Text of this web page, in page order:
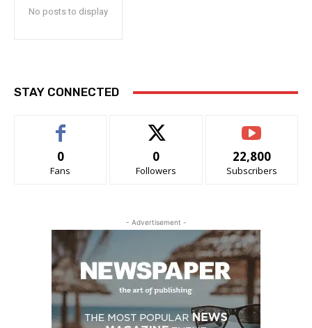
No posts to display
STAY CONNECTED
0
Fans
0
Followers
22,800
Subscribers
- Advertisement -